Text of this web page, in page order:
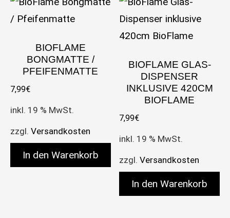
BIOFLAME
BONGMATTE /
PFEIFENMATTE
7,99€
inkl. 19 % MwSt.
zzgl. Versandkosten
In den Warenkorb
BIOFLAME GLAS-
DISPENSER
INKLUSIVE 420CM
BIOFLAME
7,99€
inkl. 19 % MwSt.
zzgl.Versandkosten
In den Warenkorb